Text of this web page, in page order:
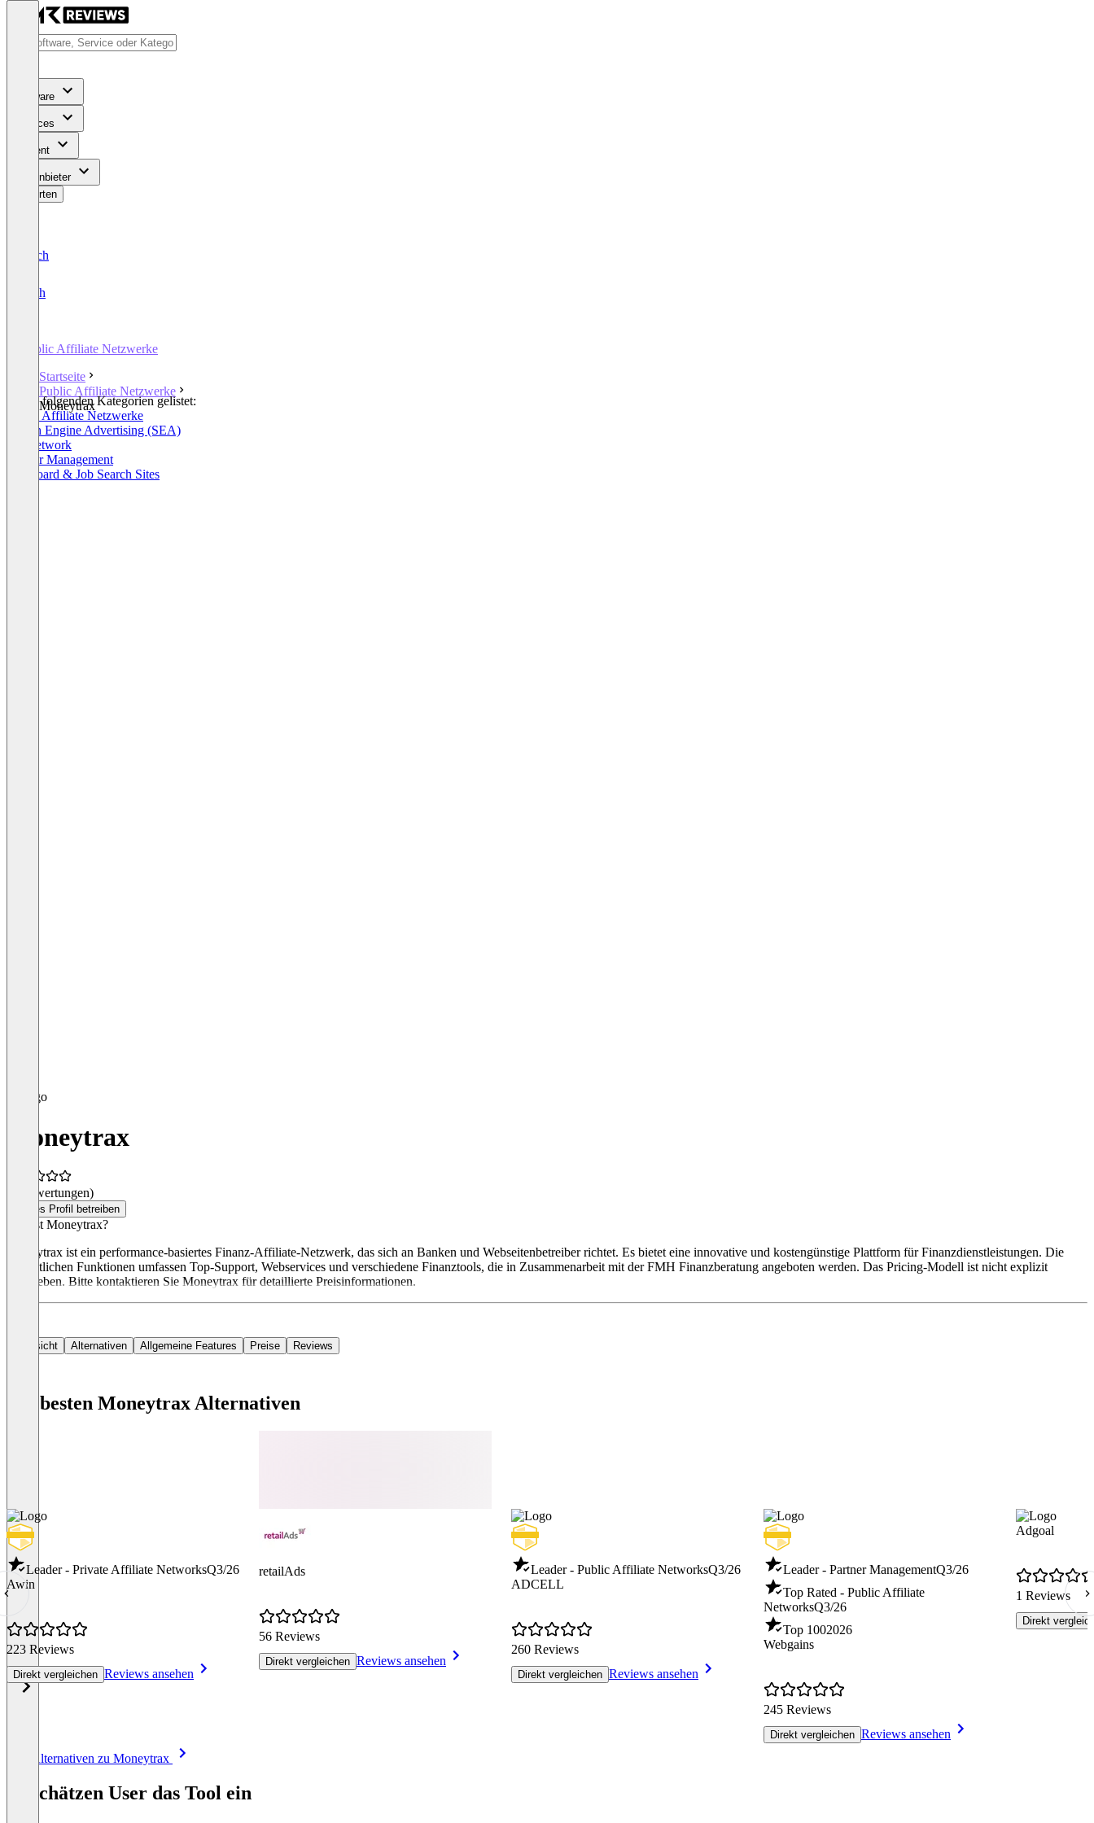
Software
Services
Content
Für Anbieter
Bewerten
Deutsch
English
Public Affiliate Netzwerke
Startseite
Public Affiliate Netzwerke
Moneytrax
In den folgenden Kategorien gelistet:
Public Affiliate Netzwerke
Search Engine Advertising (SEA)
Ad Network
Partner Management
Job Board & Job Search Sites
Moneytrax
(0 Bewertungen)
Dieses Profil betreiben
Was ist Moneytrax?
Moneytrax ist ein performance-basiertes Finanz-Affiliate-Netzwerk, das sich an Banken und Webseitenbetreiber richtet. Es bietet eine innovative und kostengünstige Plattform für Finanzdienstleistungen. Die
wesentlichen Funktionen umfassen Top-Support, Webservices und verschiedene Finanztools, die in Zusammenarbeit mit der FMH Finanzberatung angeboten werden. Das Pricing-Modell ist nicht explizit
angegeben. Bitte kontaktieren Sie Moneytrax für detaillierte Preisinformationen.
Übersicht Alternativen Allgemeine Features Preise Reviews
Die besten Moneytrax Alternativen
Leader - Private Affiliate NetworksQ3/26
Awin
223 Reviews
Direkt vergleichen Reviews ansehen
retailAds
56 Reviews
Direkt vergleichen Reviews ansehen
Leader - Public Affiliate NetworksQ3/26
ADCELL
260 Reviews
Direkt vergleichen Reviews ansehen
Leader - Partner ManagementQ3/26
Top Rated - Public Affiliate
NetworksQ3/26
Top 1002026
Webgains
245 Reviews
Direkt vergleichen Reviews ansehen
Adgoal
1 Reviews
Direkt
Alle Alternativen zu Moneytrax
So schätzen User das Tool ein